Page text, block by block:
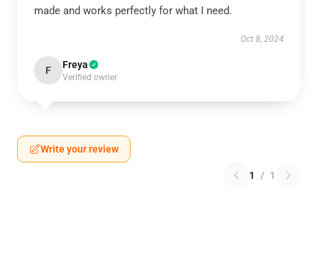
made and works perfectly for what I need.
Oct 8, 2024
F Freya
Verified owner
Write your review
1 / 1